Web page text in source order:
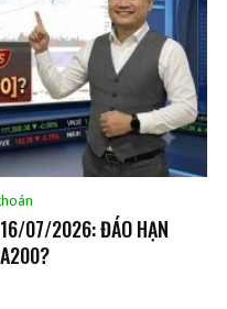
16/07/2026: ĐÁO HẠN